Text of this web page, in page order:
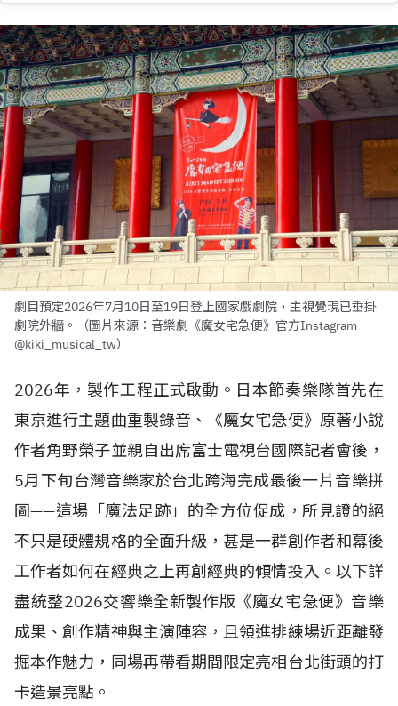
劇目預定2026年7月10日至19日登上國家戲劇院，主視覺現已垂掛
劇院外牆。（圖片來源：音樂劇《魔女宅急便》官方Instagram
@kiki_musical_tw）
2026年，製作工程正式啟動。日本節奏樂隊首先在
東京進行主題曲重製錄音、《魔女宅急便》原著小說
作者角野榮子並親自出席富士電視台國際記者會後，
5月下旬台灣音樂家於台北跨海完成最後一片音樂拼
圖——這場「魔法足跡」的全方位促成，所見證的絕
不只是硬體規格的全面升級，甚是一群創作者和幕後
工作者如何在經典之上再創經典的傾情投入。以下詳
盡統整2026交響樂全新製作版《魔女宅急便》音樂
成果、創作精神與主演陣容，且領進排練場近距離發
掘本作魅力，同場再帶看期間限定亮相台北街頭的打
卡造景亮點。